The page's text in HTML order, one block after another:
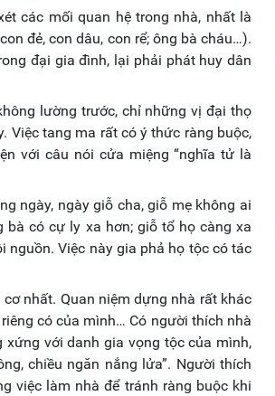
các mối quan hệ trong nhà, nhất là
đẻ, con dâu, con rể; ông bà cháu…).
đại gia đình, lại phải phát huy dân
lường trước, chỉ những vị đại thọ
Việc tang ma rất có ý thức ràng buộc,
với câu nói cửa miệng “nghĩa tử là
ngày, ngày giỗ cha, giỗ mẹ không ai
bà có cự ly xa hơn; giỗ tổ họ càng xa
nguồn. Việc này gia phả họ tộc có tác
nhất. Quan niệm dựng nhà rất khác
có của mình… Có người thích nhà
với danh gia vọng tộc của mình,
chiều ngăn nắng lửa”. Người thích
việc làm nhà để tránh ràng buộc khi